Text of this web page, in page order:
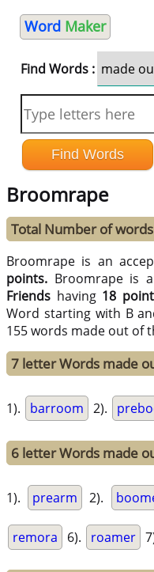
Word Maker
Find Words :
Broomrape
Total Number of
Broomrape is an
points. Broomrape is
Friends having 18
Word starting with B
155 words made out of
7 letter Words made
1). barroom 2).
6 letter Words made
1). prearm 2).
remora 6). roamer